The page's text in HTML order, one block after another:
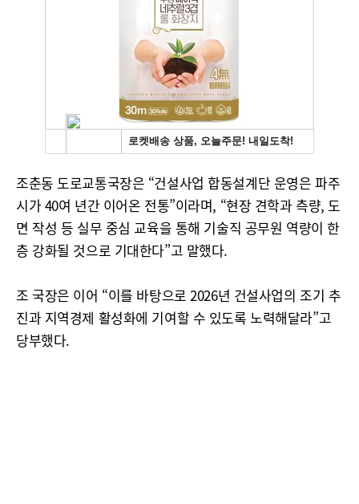
조춘동 도로교통국장은 “건설사업 합동설계단 운영은 파주
시가 40여 년간 이어온 전통”이라며, “현장 견학과 측량, 도
면 작성 등 실무 중심 교육을 통해 기술직 공무원 역량이 한
층 강화될 것으로 기대한다”고 말했다.
조 국장은 이어 “이를 바탕으로 2026년 건설사업의 조기 추
진과 지역경제 활성화에 기여할 수 있도록 노력해달라”고
당부했다.